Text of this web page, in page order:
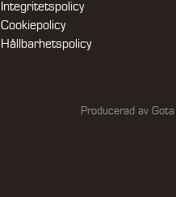
Integritetspolicy
Cookiepolicy
Hållbarhetspolicy
Producerad av